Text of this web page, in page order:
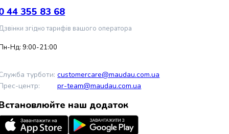
44 355 83 68
згідно тарифів вашого оператора
Нд: 9:00-21:00
турботи: customercare@maudau.com.ua
центр:
pr-team@maudau.com.ua
наш додаток